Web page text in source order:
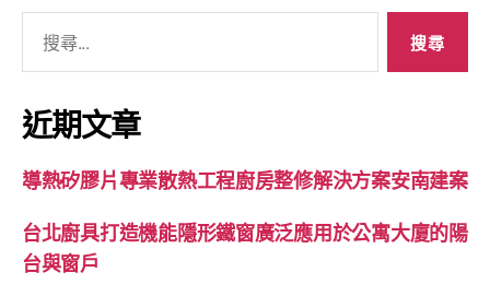
關
鍵
字:
近期文章
導熱矽膠片專業散熱工程廚房整修解決方案安南建案
台北廚具打造機能隱形鐵窗廣泛應用於公寓大廈的陽
台與窗戶